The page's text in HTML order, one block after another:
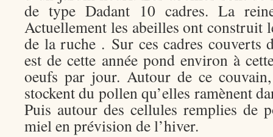
de type Dadant 10 cadres. La
Actuellement les abeilles ont construit
de la ruche . Sur ces cadres couverts
est de cette année pond environ à
oeufs par jour. Autour de ce
stockent du pollen qu’elles ramènent
Puis autour des cellules remplies de
miel en prévision de l’hiver.